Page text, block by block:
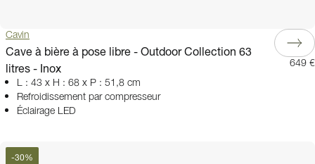
Cavin
Cave à bière à pose libre - Outdoor Collection 63
litres - Inox
L : 43 x H : 68 x P : 51,8 cm
Refroidissement par compresseur
Éclairage LED
649 €
-30%